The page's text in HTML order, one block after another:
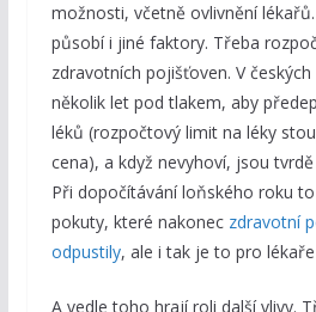
možnosti, včetně ovlivnění
působí i jiné faktory. Třeba
zdravotních pojišťoven. V
několik let pod tlakem, aby
léků (rozpočtový limit na léky
cena), a když nevyhoví, jsou
Při dopočítávání loňského roku
pokuty, které nakonec zdravotní
odpustily, ale i tak je to pro
A vedle toho hrají roli další vlivy.